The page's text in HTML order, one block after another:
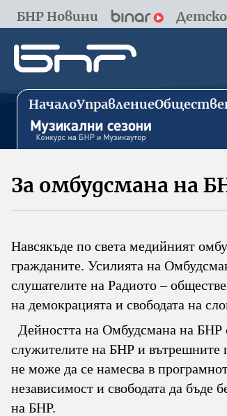
БНР Новини
НачалоУправление
За омбудсмана на
Навсякъде по света медийният
гражданите. Усилията на
слушателите на Радиото –
на демокрацията и свободата на
Дейността на Омбудсмана на БНР
служителите на БНР и вътрешните
не може да се намесва в
независимост и свободата да бъде
на БНР.